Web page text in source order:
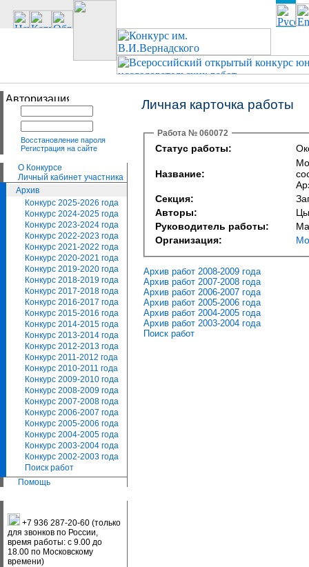
Восстановление пароля
Регистрация на сайте
О Конкурсе
Личный кабинет участника
Архив
Конкурс 2025-2026 года
Конкурс 2024-2025 года
Конкурс 2023-2024 года
Конкурс 2022-2023 года
Конкурс 2021-2022 года
Конкурс 2020-2021 года
Конкурс 2019-2020 года
Конкурс 2018-2019 года
Конкурс 2017-2018 года
Конкурс 2016-2017 года
Конкурс 2015-2016 года
Конкурс 2014-2015 года
Конкурс 2013-2014 года
Конкурс 2012-2013 года
Конкурс 2011-2012 года
Конкурс 2010-2011 года
Конкурс 2009-2010 года
Конкурс 2008-2009 года
Конкурс 2007-2008 года
Конкурс 2006-2007 года
Конкурс 2005-2006 года
Конкурс 2004-2005 года
Конкурс 2003-2004 года
Конкурс 2002-2003 года
Поиск работ
Помощь
+7 936 287-20-60 (только
для звонков по России,
время работы: с 9.00 до
18.00 по Московскому
времени)
Личная карточка работы
Работа № 060072
Статус работы:
Название:
Секция:
Авторы:
Руководитель работы:
Организация:
Архив работ 2008-2009 года
Архив работ 2007-2008 года
Архив работ 2006-2007 года
Архив работ 2005-2006 года
Архив работ 2004-2005 года
Архив работ 2003-2004 года
Поиск работ